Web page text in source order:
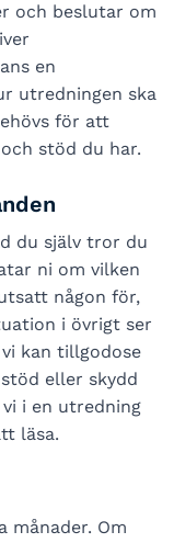
och beslutar om
en
utredningen ska
för att
stöd du har.
du själv tror du
ni om vilken
någon för,
i övrigt ser
kan tillgodose
eller skydd
i en utredning
läsa.
månader. Om